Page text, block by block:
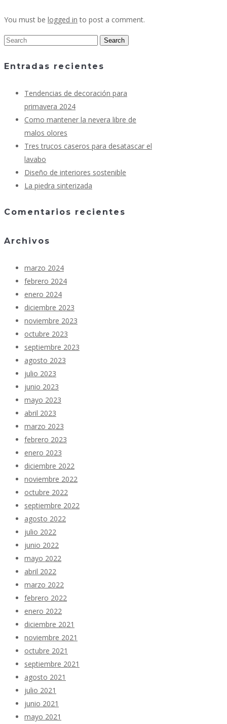
You must be logged in to post a comment.
Entradas recientes
Tendencias de decoración para
primavera 2024
Como mantener la nevera libre de
malos olores
Tres trucos caseros para desatascar el
lavabo
Diseño de interiores sostenible
La piedra sinterizada
Comentarios recientes
Archivos
marzo 2024
febrero 2024
enero 2024
diciembre 2023
noviembre 2023
octubre 2023
septiembre 2023
agosto 2023
julio 2023
junio 2023
mayo 2023
abril 2023
marzo 2023
febrero 2023
enero 2023
diciembre 2022
noviembre 2022
octubre 2022
septiembre 2022
agosto 2022
julio 2022
junio 2022
mayo 2022
abril 2022
marzo 2022
febrero 2022
enero 2022
diciembre 2021
noviembre 2021
octubre 2021
septiembre 2021
agosto 2021
julio 2021
junio 2021
mayo 2021